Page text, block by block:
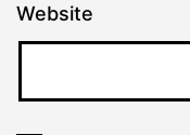
Website